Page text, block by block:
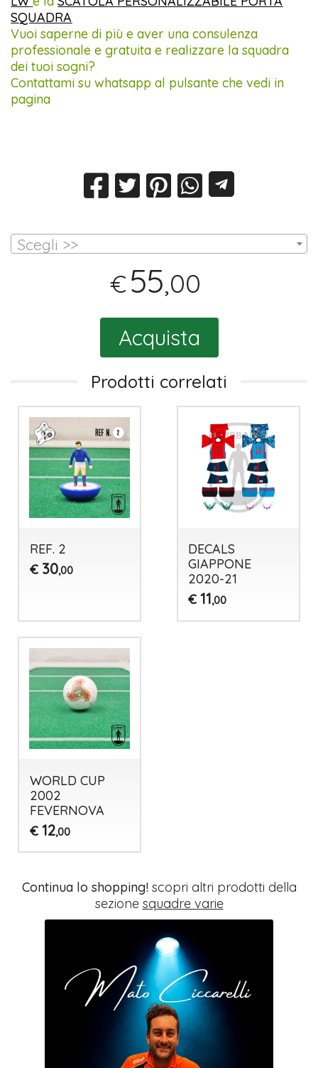
SQUADRA
Vuoi saperne di più e aver una consulenza
professionale e gratuita e realizzare la squadra
dei tuoi sogni?
Contattami su whatsapp al pulsante che vedi in
pagina
Scegli >>
€55,00
Acquista
Prodotti correlati
REF. 2
€ 30,00
DECALS
GIAPPONE
2020-21
€ 11,00
WORLD CUP
2002
FEVERNOVA
€ 12,00
Continua lo shopping!scopri altri prodotti della
sezione squadre varie